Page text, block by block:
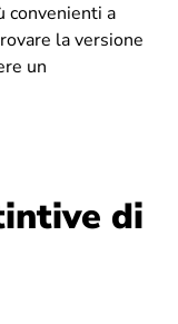
convenienti a
la versione
un
di